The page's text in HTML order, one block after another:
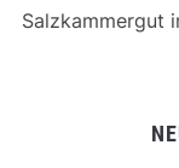
Salzkammergut